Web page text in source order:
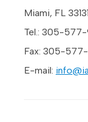
Miami, FL 33131
Tel.: 305-
Fax: 305-
E-mail: